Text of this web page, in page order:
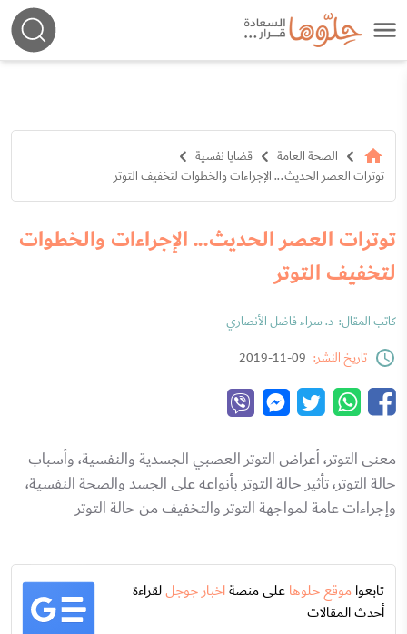
الصحة العامة
قضايا نفسية
توترات العصر الحديث... الإجراءات والخطوات لتخفيف التوتر
توترات العصر الحديث... الإجراءات والخطوات
لتخفيف التوتر
كاتب المقال: د. سراء فاضل الأنصاري
تاريخ النشر: 09-11-2019
معنى التوتر، أعراض التوتر العصبي الجسدية والنفسية، وأسباب
حالة التوتر، تأثير حالة التوتر بأنواعه على الجسد والصحة النفسية،
وإجراءات عامة لمواجهة التوتر والتخفيف من حالة التوتر
تابعواموقع حلوهاعلى منصةاخبار جوجللقراءة
أحدث المقالات